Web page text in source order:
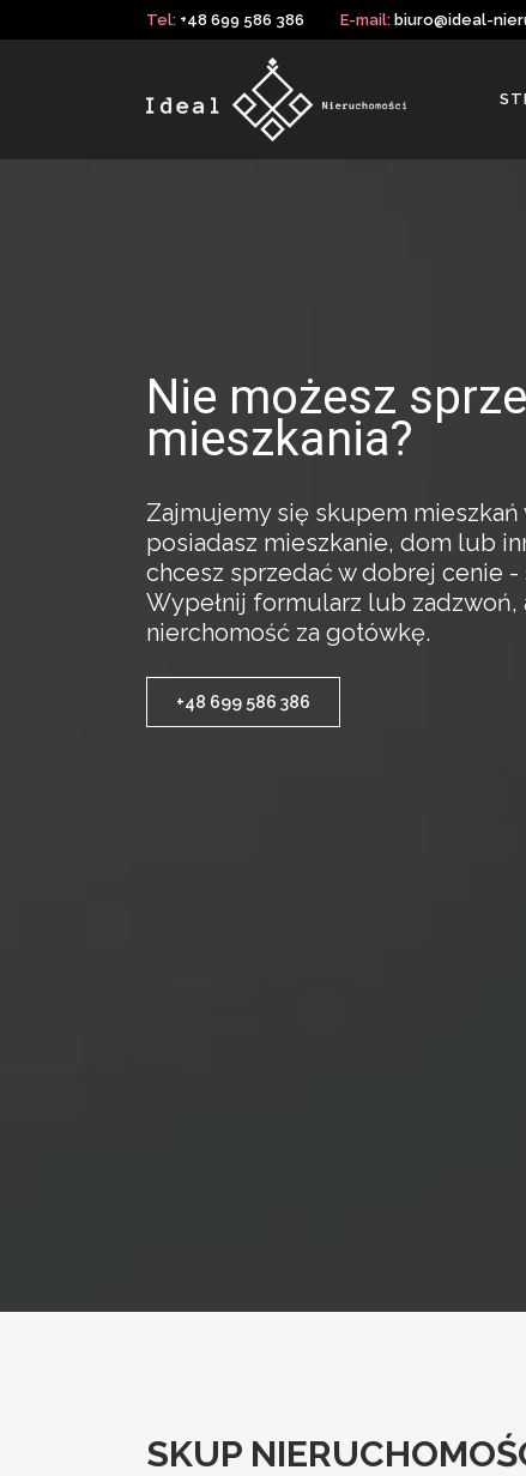
Tel: +48 699 586 386 E-mail: biuro@ideal-
Nie możesz
mieszkania?
Zajmujemy się skupem mieszkań
posiadasz mieszkanie, dom lub
chcesz sprzedać w dobrej cenie -
Wypełnij formularz lub
nierchomość za gotówkę.
+48 699 586 386
SKUP